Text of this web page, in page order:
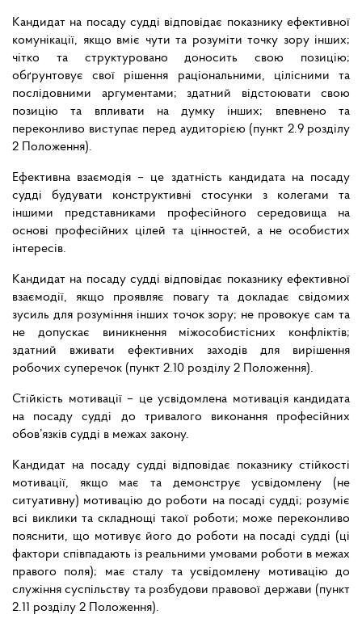
Кандидат на посаду судді відповідає показнику ефективної
комунікації, якщо вміє чути та розуміти точку зору інших;
чітко та структуровано доносить свою позицію;
обґрунтовує свої рішення раціональними, цілісними та
послідовними аргументами; здатний відстоювати свою
позицію та впливати на думку інших; впевнено та
переконливо виступає перед аудиторією (пункт 2.9 розділу
2 Положення).
Ефективна взаємодія – це здатність кандидата на посаду
судді будувати конструктивні стосунки з колегами та
іншими представниками професійного середовища на
основі професійних цілей та цінностей, а не особистих
інтересів.
Кандидат на посаду судді відповідає показнику ефективної
взаємодії, якщо проявляє повагу та докладає свідомих
зусиль для розуміння інших точок зору; не провокує сам та
не допускає виникнення міжособистісних конфліктів;
здатний вживати ефективних заходів для вирішення
робочих суперечок (пункт 2.10 розділу 2 Положення).
Стійкість мотивації – це усвідомлена мотивація кандидата
на посаду судді до тривалого виконання професійних
обов’язків судді в межах закону.
Кандидат на посаду судді відповідає показнику стійкості
мотивації, якщо має та демонструє усвідомлену (не
ситуативну) мотивацію до роботи на посаді судді; розуміє
всі виклики та складнощі такої роботи; може переконливо
пояснити, що мотивує його до роботи на посаді судді (ці
фактори співпадають із реальними умовами роботи в межах
правого поля); має сталу та усвідомлену мотивацію до
служіння суспільству та розбудови правової держави (пункт
2.11 розділу 2 Положення).